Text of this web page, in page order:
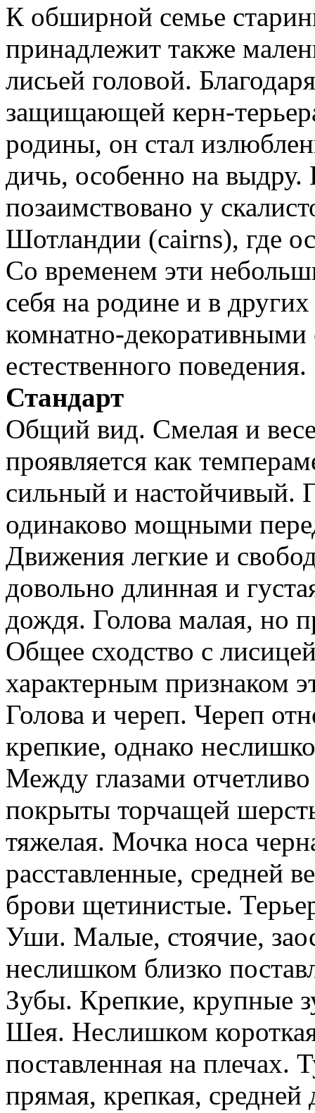
К обширной семье
принадлежит также
лисьей головой.
защищающей керн-
родины, он стал
дичь, особенно на выдру.
позаимствовано у
Шотландии (cairns), где
Со временем эти
себя на родине и в
комнатно-
естественного поведения.
Стандарт
Общий вид. Смелая и
проявляется как
сильный и настойчивый.
одинаково мощными
Движения легкие и
довольно длинная и
дождя. Голова малая, но
Общее сходство с
характерным признаком
Голова и череп. Череп
крепкие, однако
Между глазами
покрыты торчащей
тяжелая. Мочка носа
расставленные, средней
брови щетинистые.
Уши. Малые, стоячие,
неслишком близко
Зубы. Крепкие, крупные
Шея. Неслишком
поставленная на плечах.
прямая, крепкая,